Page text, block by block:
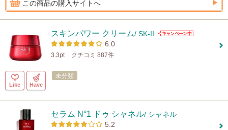
この商品の購入サイトへ
スキンパワー クリーム/ SK-II
6.0
3.3pt クチコミ 887件
Like Have
未分類
セラム N°1 ドゥ シャネル/ シャネル
5.2